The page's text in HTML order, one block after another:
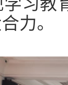
习教
力。